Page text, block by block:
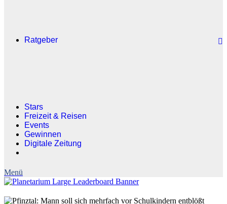
Ratgeber
Stars
Freizeit & Reisen
Events
Gewinnen
Digitale Zeitung